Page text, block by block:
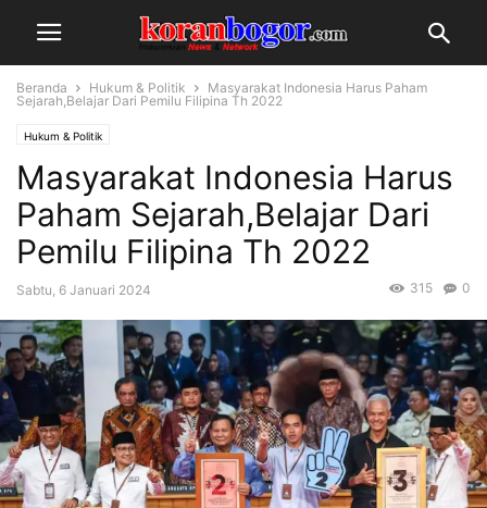
Beranda Hukum & Politik
Masyarakat Indonesia Harus Paham
Sejarah,Belajar Dari Pemilu Filipina Th 2022
Hukum & Politik
Masyarakat Indonesia Harus
Paham Sejarah,Belajar Dari
Pemilu Filipina Th 2022
Sabtu, 6 Januari 2024 0
315